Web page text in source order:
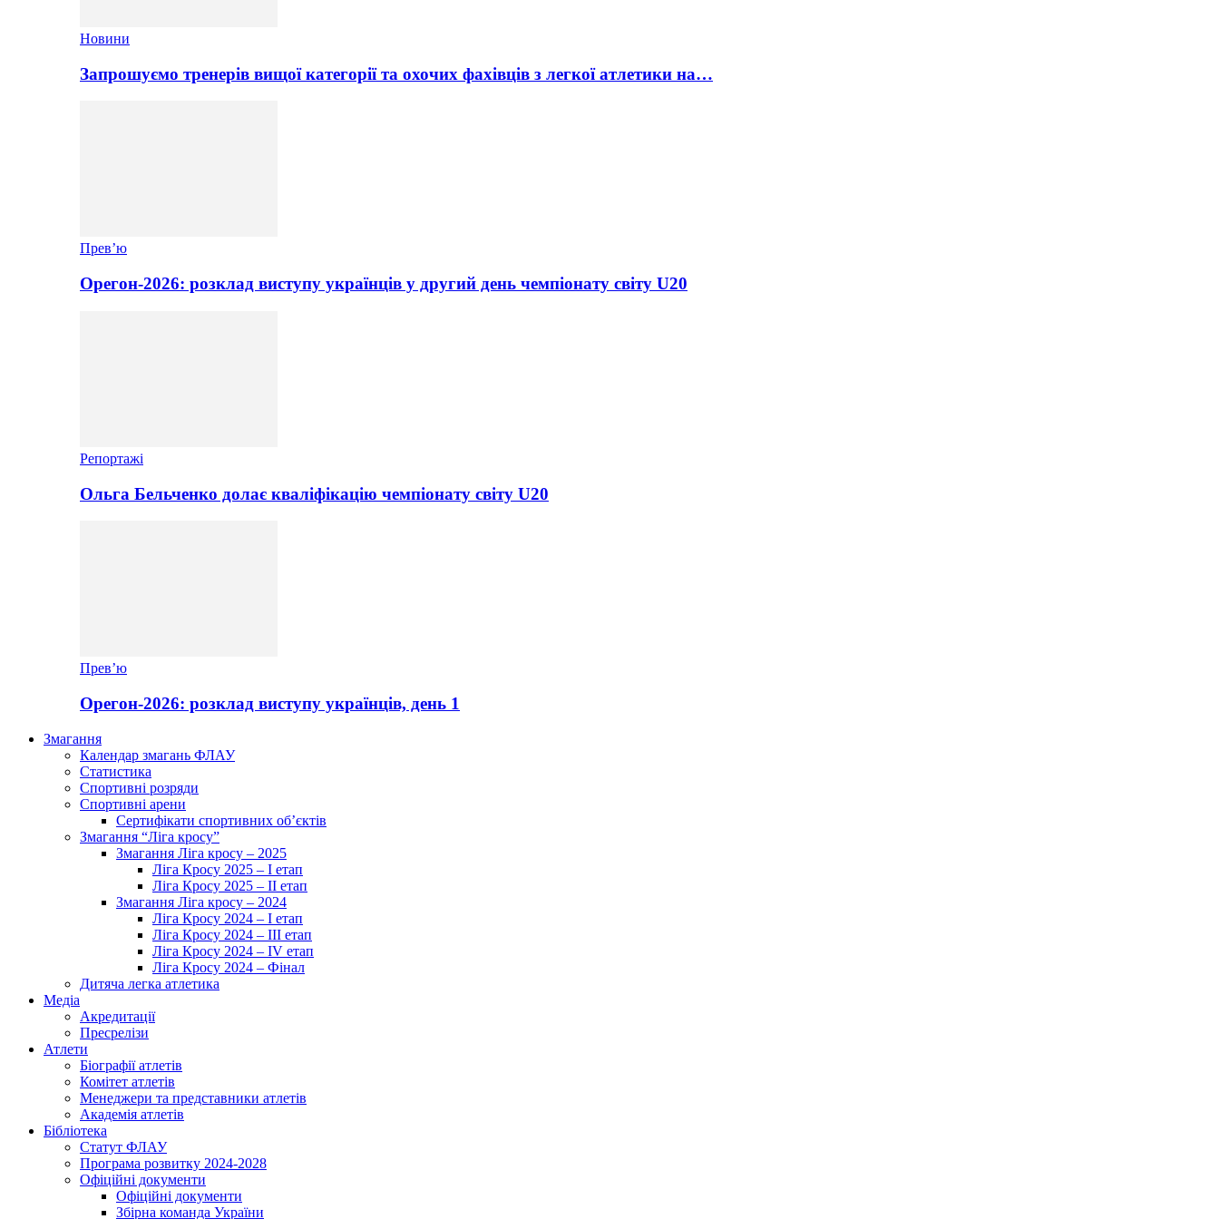
Новини
Запрошуємо тренерів вищої категорії та охочих фахівців з легкої атлетики на…
Прев’ю
Орегон-2026: розклад виступу українців у другий день чемпіонату світу U20
Репортажі
Ольга Бельченко долає кваліфікацію чемпіонату світу U20
Прев’ю
Орегон-2026: розклад виступу українців, день 1
Змагання
Календар змагань ФЛАУ
Статистика
Спортивні розряди
Спортивні арени
Сертифікати спортивних об’єктів
Змагання “Ліга кросу”
Змагання Ліга кросу – 2025
Ліга Кросу 2025 – I етап
Ліга Кросу 2025 – II етап
Змагання Ліга кросу – 2024
Ліга Кросу 2024 – I етап
Ліга Кросу 2024 – III етап
Ліга Кросу 2024 – IV етап
Ліга Кросу 2024 – Фінал
Дитяча легка атлетика
Медіа
Акредитації
Пресрелізи
Атлети
Біографії атлетів
Комітет атлетів
Менеджери та представники атлетів
Академія атлетів
Бібліотека
Статут ФЛАУ
Програма розвитку 2024-2028
Офіційні документи
Офіційні документи
Збірна команда України